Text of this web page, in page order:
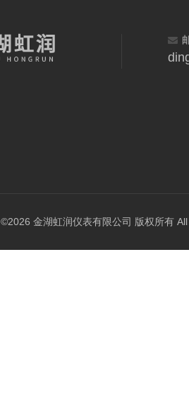
©2026 金湖虹润仪表有限公司 版权所有